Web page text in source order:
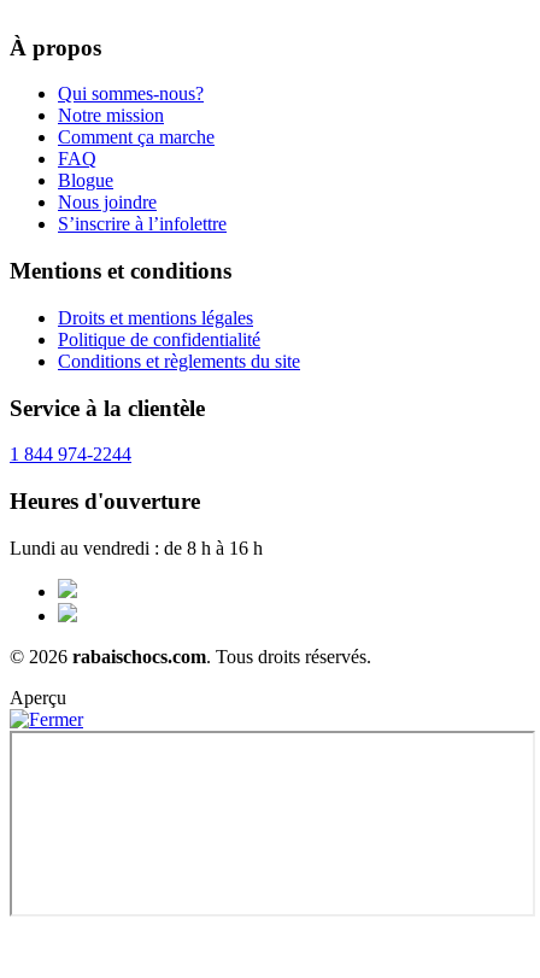
À propos
Qui sommes-nous?
Notre mission
Comment ça marche
FAQ
Blogue
Nous joindre
S’inscrire à l’infolettre
Mentions et conditions
Droits et mentions légales
Politique de confidentialité
Conditions et règlements du site
Service à la clientèle
1 844 974-2244
Heures d'ouverture
Lundi au vendredi : de 8 h à 16 h
© 2026 rabaischocs.com. Tous droits réservés.
Aperçu